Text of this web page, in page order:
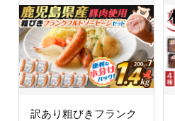
訳あり粗びきフランク